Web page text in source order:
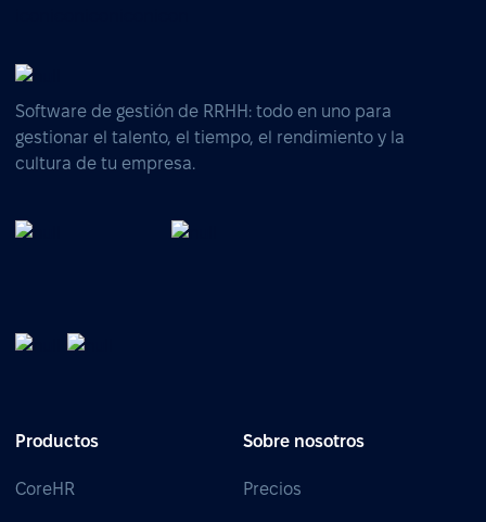
Software de gestión de RRHH: todo en uno para
gestionar el talento, el tiempo, el rendimiento y la
cultura de tu empresa.
Productos
CoreHR
Sobre nosotros
Precios